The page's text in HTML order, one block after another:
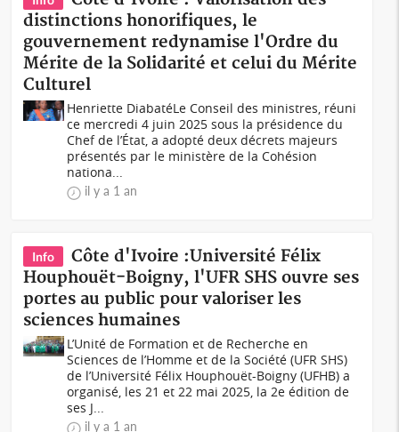
distinctions honorifiques, le
gouvernement redynamise l'Ordre du
Mérite de la Solidarité et celui du Mérite
Culturel
Henriette DiabatéLe Conseil des ministres, réuni
ce mercredi 4 juin 2025 sous la présidence du
Chef de l’État, a adopté deux décrets majeurs
présentés par le ministère de la Cohésion
nationa...
il y a 1 an
Info
Côte d'Ivoire :Université Félix
Houphouët-Boigny, l'UFR SHS ouvre ses
portes au public pour valoriser les
sciences humaines
L’Unité de Formation et de Recherche en
Sciences de l’Homme et de la Société (UFR SHS)
de l’Université Félix Houphouët-Boigny (UFHB) a
organisé, les 21 et 22 mai 2025, la 2e édition de
ses J...
il y a 1 an